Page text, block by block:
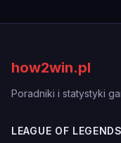
how2win.pl
Poradniki i statystyki
LEAGUE OF LEGENDS